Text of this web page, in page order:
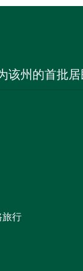
该州的首批
行